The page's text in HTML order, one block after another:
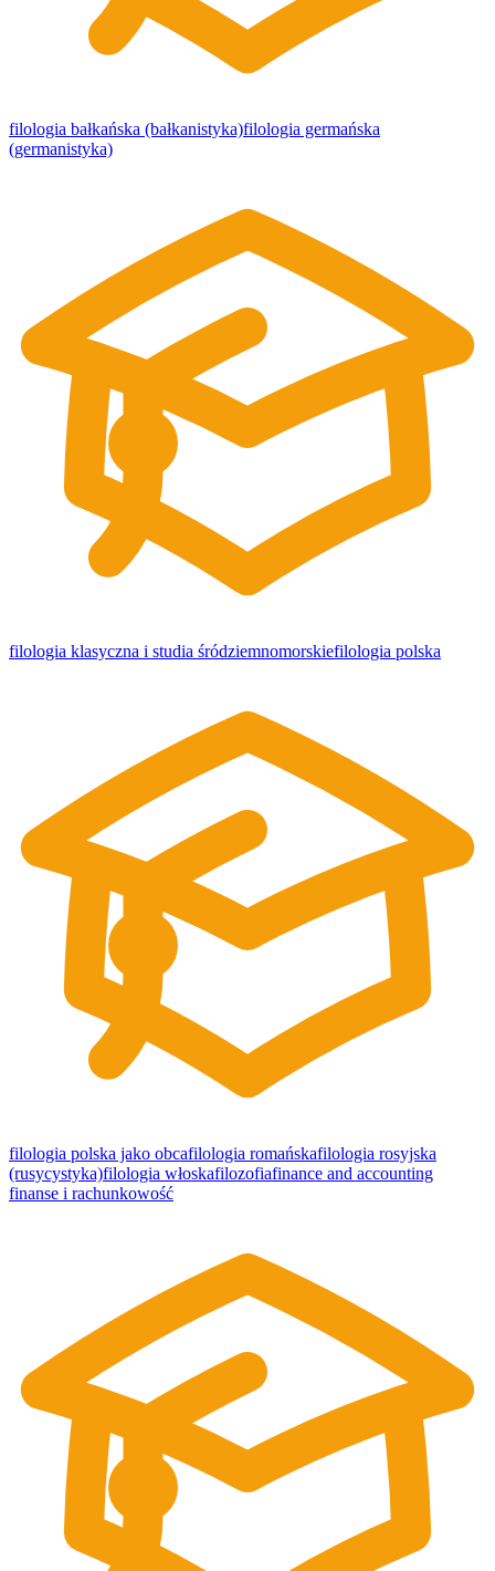
filologia bałkańska (bałkanistyka)filologia germańska
(germanistyka)
filologia klasyczna i studia śródziemnomorskiefilologia polska
filologia polska jako obcafilologia romańskafilologia rosyjska
(rusycystyka)filologia włoskafilozofiafinance and accounting
finanse i rachunkowość